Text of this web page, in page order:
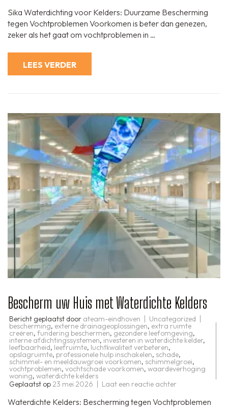
Waterdichting:
Effectieve
Bescherming
voor
Sika Waterdichting voor Kelders: Duurzame Bescherming
tegen Vochtproblemen Voorkomen is beter dan genezen,
zeker als het gaat om vochtproblemen in …
LEES VERDER
Bescherm uw Huis met Waterdichte Kelders
Bericht geplaatst door ateam-eindhoven Uncategorized
bescherming, externe drainageoplossingen, extra ruimte
creëren, fundering beschermen, gezondere leefomgeving,
interne afdichtingssystemen, investeren in waterdichte kelder,
leefbaarheid, leefruimte, luchtkwaliteit verbeteren,
opslagruimte, professionele hulp inschakelen, schade,
schimmel- en meeldauwgroei voorkomen, schimmelgroei,
vochtproblemen, vochtschade voorkomen, waardeverhoging
woning, waterdichte kelders
Geplaatst op 23 mei 2026 Laat een reactie achter
Huis
Waterdichte Kelders: Bescherming tegen Vochtproblemen